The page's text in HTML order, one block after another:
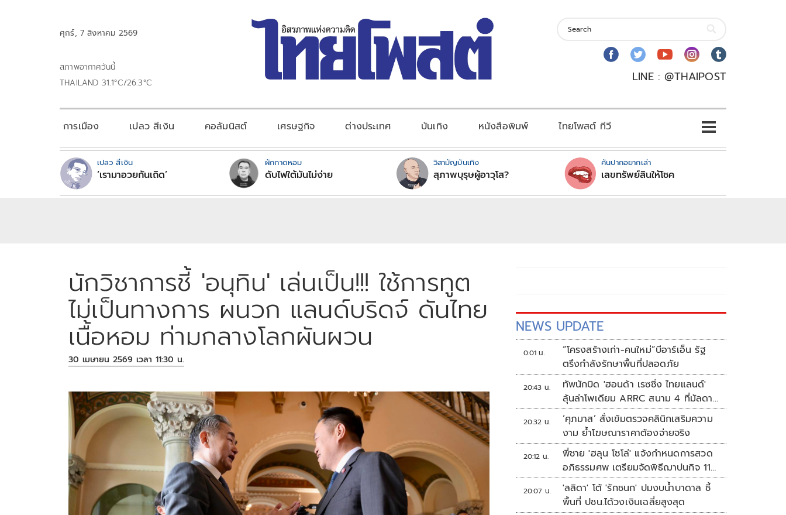
ศุกร์, 7 สิงหาคม 2569
สภาพอากาศวันนี้
THAILAND 31.1°C/26.3°C
LINE : @THAIPOST
การเมือง เปลว สีเงิน คอลัมนิสต์ เศรษฐกิจ ต่างประเทศ บันเทิง หนังสือพิมพ์ ไทยโพสต์ ทีวี
เปลว สีเงิน
‘เรามาอวยกันเถิด’
ผักกาดหอม
ดับไฟใต้มันไม่ง่าย
วิสามัญบันเทิง
สุภาพบุรุษผู้อาวุโส?
คันปากอยากเล่า
เลขทรัพย์สินให้โชค
นักวิชาการชี้ 'อนุทิน' เล่นเป็น!!! ใช้การทูต
ไม่เป็นทางการ ผนวก แลนด์บริดจ์ ดันไทย
เนื้อหอม ท่ามกลางโลกผันผวน
30 เมษายน 2569 เวลา 11:30 น.
NEWS UPDATE
0:01 น.
“โครงสร้างเก่า-คนใหม่”บีอาร์เอ็น รัฐ
ตรึงกำลังรักษาพื้นที่ปลอดภัย
20:43 น.
ทัพนักบิด 'ฮอนด้า เรซซิ่ง ไทยแลนด์'
ลุ้นล่าโพเดียม ARRC สนาม 4 ที่มัลดาลิ
กา
20:32 น.
‘ศุภมาส’ สั่งเข้มตรวจคลินิกเสริมความ
งาม ย้ำโฆษณาราคาต้องจ่ายจริง
20:12 น.
พี่ชาย 'ฮลุน โซโล่' แจ้งกำหนดการสวด
อภิธรรมศพ เตรียมจัดพิธีฌาปนกิจ 11
ส.ค.
20:07 น.
'ลลิดา' โต้ 'รักชนก' ปมงบน้ำบาดาล ชี้
พื้นที่ ปชน.ได้วงเงินเฉลี่ยสูงสุด